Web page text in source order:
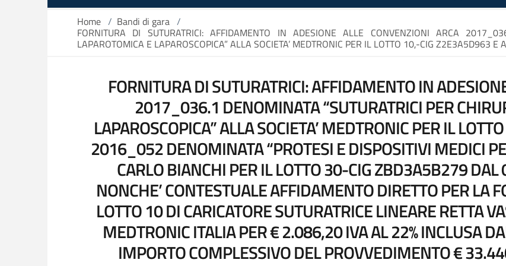
Home / Bandi di gara /
FORNITURA DI SUTURATRICI: AFFIDAMENTO IN ADESIONE ALLE CONVENZIONI ARCA
LAPAROTOMICA E LAPAROSCOPICA” ALLA SOCIETA’ MEDTRONIC PER IL LOTTO 10,-CIG Z2E3A5D963
FORNITURA DI SUTURATRICI: AFFIDAMENTO IN
2017_036.1 DENOMINATA “SUTURATRICI PER
LAPAROSCOPICA” ALLA SOCIETA’ MEDTRONIC PER IL
2016_052 DENOMINATA “PROTESI E DISPOSITIVI MEDICI
CARLO BIANCHI PER IL LOTTO 30-CIG ZBD3A5B279
NONCHE’ CONTESTUALE AFFIDAMENTO DIRETTO PER LA
LOTTO 10 DI CARICATORE SUTURATRICE LINEARE RETTA
MEDTRONIC ITALIA PER € 2.086,20 IVA AL 22% INCLUSA
IMPORTO COMPLESSIVO DEL PROVVEDIMENTO €